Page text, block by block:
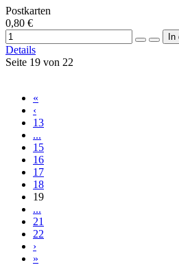
Postkarten
0,80 €
Details
Seite 19 von 22
«
‹
13
...
15
16
17
18
19
...
21
22
›
»